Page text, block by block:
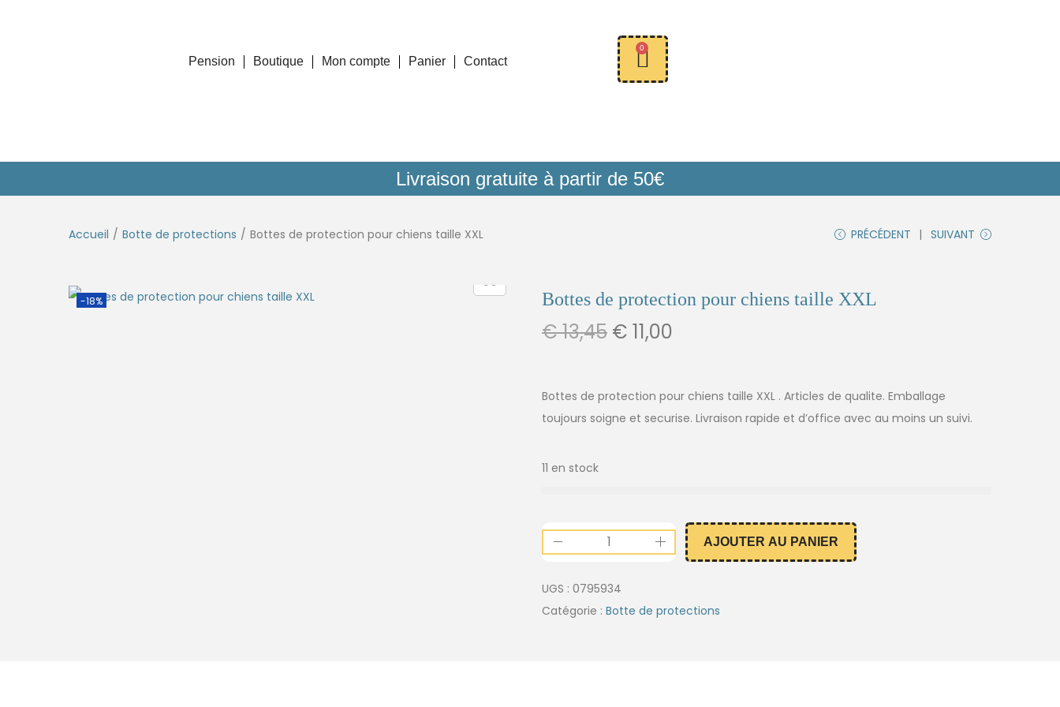
Pension Boutique Mon compte Panier Contact
0
Livraison gratuite à partir de 50€
Accueil / Botte de protections / Bottes de protection pour chiens taille XXL PRÉCÉDENT SUIVANT
-18% Bottes de protection pour chiens taille XXL
€13,45 € 11,00
Bottes de protection pour chiens taille XXL . Articles de qualite. Emballage
toujours soigne et securise. Livraison rapide et d’office avec au moins un suivi.
11 en stock
AJOUTER AU PANIER
UGS : 0795934
Catégorie : Botte de protections